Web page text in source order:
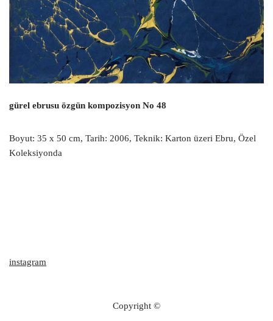
gürel ebrusu özgün kompozisyon No 48
Boyut: 35 x 50 cm, Tarih: 2006, Teknik: Karton üzeri Ebru, Özel
Koleksiyonda
instagram
Copyright ©